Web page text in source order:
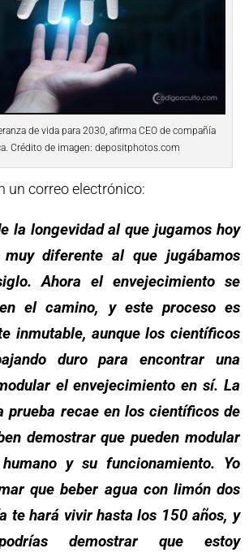
de vida para 2030, afirma CEO de compañía
Crédito de imagen: depositphotos.com
un correo electrónico:
la longevidad al que jugamos hoy
diferente al que jugábamos
Ahora el envejecimiento se
el camino, y este proceso es
inmutable, aunque los científicos
duro para encontrar una
el envejecimiento en sí. La
prueba recae en los científicos de
demostrar que pueden modular
y su funcionamiento. Yo
que beber agua con limón dos
te hará vivir hasta los 150 años, y
demostrar que estoy